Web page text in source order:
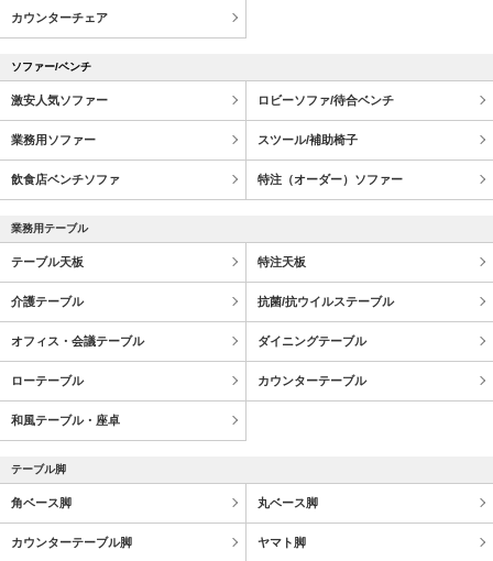
カウンターチェア
ソファー/ベンチ
激安人気ソファー ロビーソファ/待合ベンチ
業務用ソファー スツール/補助椅子
飲食店ベンチソファ 特注（オーダー）ソファー
業務用テーブル
テーブル天板 特注天板
介護テーブル 抗菌/抗ウイルステーブル
オフィス・会議テーブル ダイニングテーブル
ローテーブル カウンターテーブル
和風テーブル・座卓
テーブル脚
角ベース脚 丸ベース脚
カウンターテーブル脚 ヤマト脚